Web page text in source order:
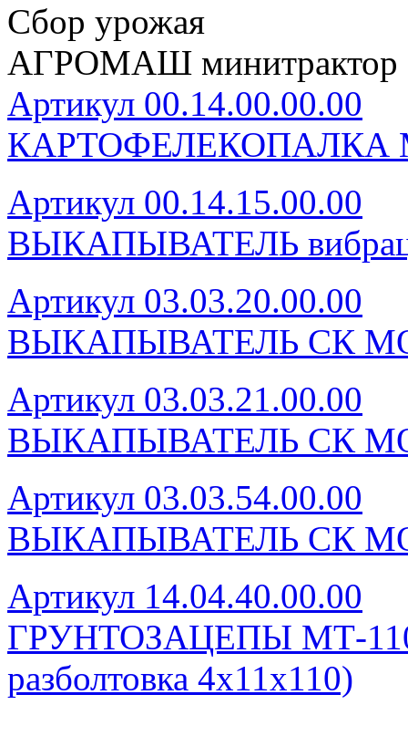
Сбор урожая
АГРОМАШ
Артикул 00.14.00.00.00
КАРТОФЕЛЕКОПАЛКА
Артикул 00.14.15.00.00
ВЫКАПЫВАТЕЛЬ
Артикул 03.03.20.00.00
ВЫКАПЫВАТЕЛЬ СК
Артикул 03.03.21.00.00
ВЫКАПЫВАТЕЛЬ СК
Артикул 03.03.54.00.00
ВЫКАПЫВАТЕЛЬ СК
Артикул 14.04.40.00.00
ГРУНТОЗАЦЕПЫ МТ-110
разболтовка 4х11х110)